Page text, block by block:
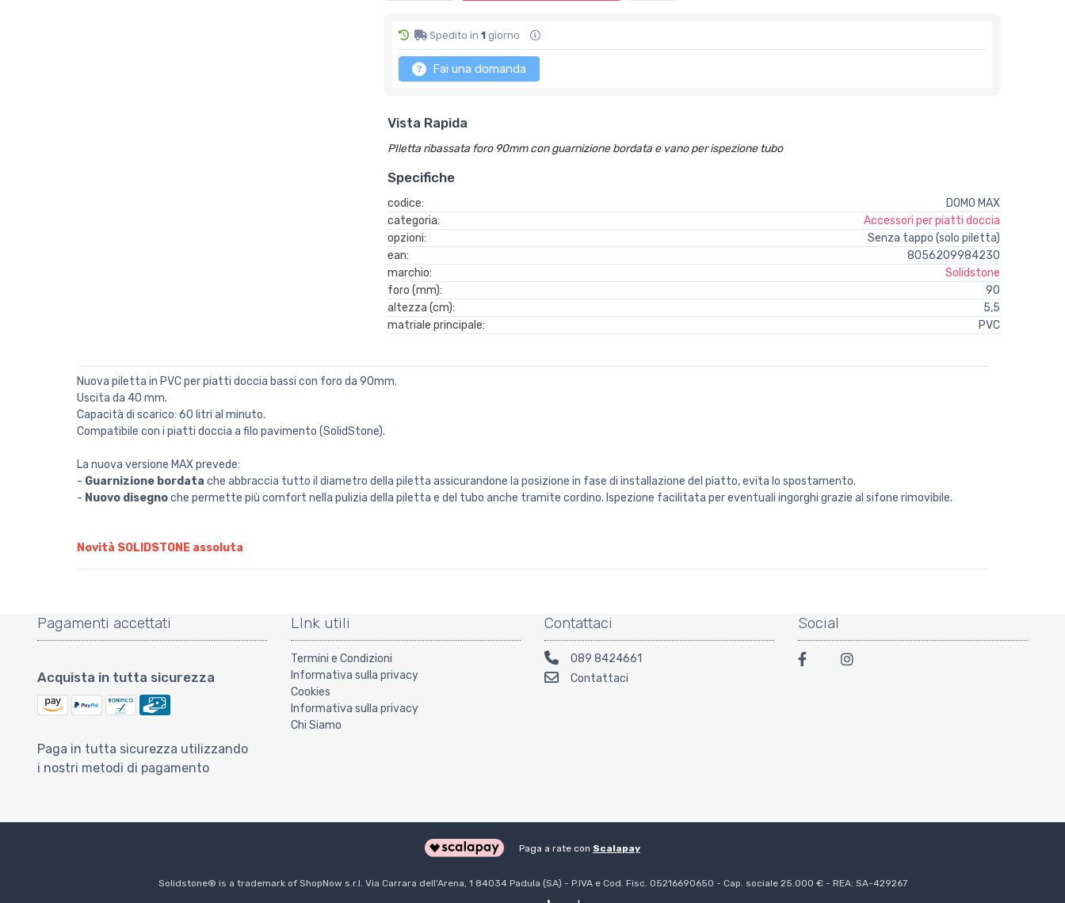
Spedito in1 giorno
Fai una domanda
Vista Rapida
PIletta ribassata foro 90mm con guarnizione bordata e vano per ispezione tubo
Specifiche
codice:
DOMO MAX
categoria:
Accessori per piatti doccia
opzioni:
Senza tappo (solo piletta)
ean:
8056209984230
marchio:
Solidstone
foro (mm):
90
altezza (cm):
5,5
matriale principale:
PVC
Nuova piletta in PVC per piatti doccia bassi con foro da 90mm.
Uscita da 40 mm.
Capacità di scarico: 60 litri al minuto.
Compatibile con i piatti doccia a filo pavimento (SolidStone).
La nuova versione MAX prevede:
- Guarnizione bordata che abbraccia tutto il diametro della piletta assicurandone la posizione in fase di installazione del piatto, evita lo spostamento.
- Nuovo disegnoche permette più comfort nella pulizia della piletta e del tubo anche tramite cordino. Ispezione facilitata per eventuali ingorghi grazie al sifone rimovibile.
Novità SOLIDSTONE assoluta
Pagamenti accettati
Acquista in tutta sicurezza
Paga in tutta sicurezza utilizzando
i nostri metodi di pagamento
LInk utili
Termini e Condizioni
Informativa sulla privacy
Cookies
Informativa sulla privacy
Chi Siamo
Contattaci
089 8424661
Contattaci
Social
Paga a rate con Scalapay
Solidstone® is a trademark of ShopNow s.r.l. Via Carrara dell'Arena, 1 84034 Padula (SA) - P.IVA e Cod. Fisc. 05216690650 - Cap. sociale 25.000 € - REA: SA-429267